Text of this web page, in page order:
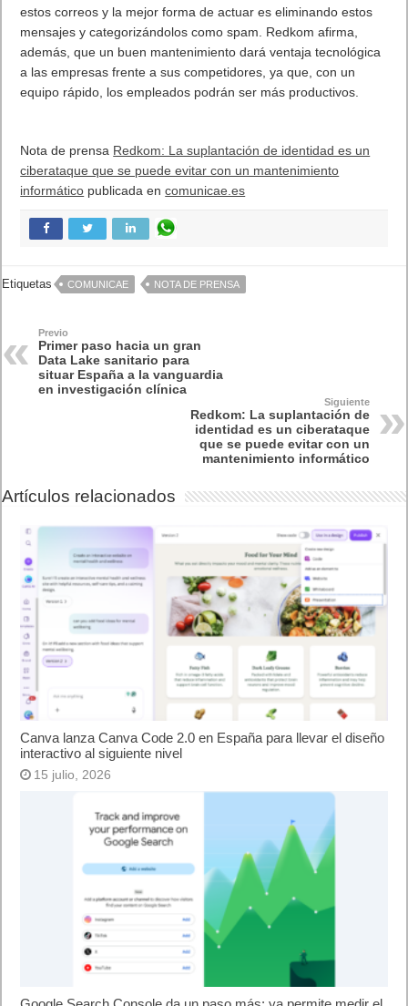
estos correos y la mejor forma de actuar es eliminando estos
mensajes y categorizándolos como spam. Redkom afirma,
además, que un buen mantenimiento dará ventaja tecnológica
a las empresas frente a sus competidores, ya que, con un
equipo rápido, los empleados podrán ser más productivos.
Nota de prensa Redkom: La suplantación de identidad es un
ciberataque que se puede evitar con un mantenimiento
informático publicada encomunicae.es
Etiquetas COMUNICAE NOTA DE PRENSA
Previo
Primer paso hacia un gran
Data Lake sanitario para
situar España a la vanguardia
en investigación clínica
Siguiente
Redkom: La suplantación de
identidad es un ciberataque
que se puede evitar con un
mantenimiento informático
Artículos relacionados
Canva lanza Canva Code 2.0 en España para llevar el diseño
interactivo al siguiente nivel
15 julio, 2026